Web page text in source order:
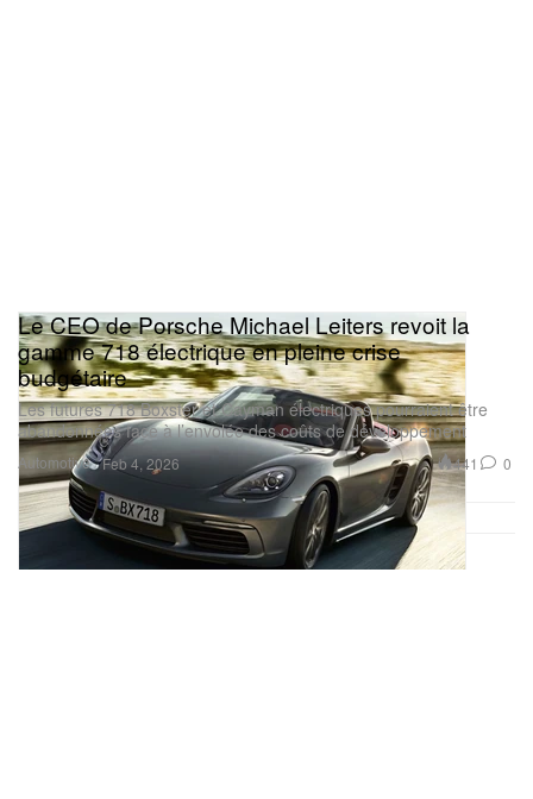
Automotive
Le CEO de Porsche Michael Leiters revoit la
gamme 718 électrique en pleine crise
budgétaire
Les futures 718 Boxster et Cayman électriques pourraient être
abandonnées face à l’envolée des coûts de développement
Feb 4, 2026 441 0